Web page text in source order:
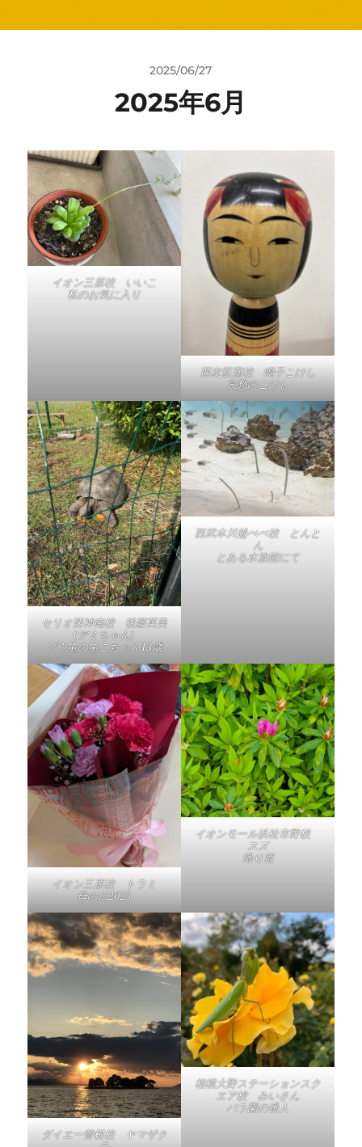
2025/06/27
2025年6月
イオン三原校 いいこ
私のお気に入り
西友荻窪校 鳴子こけし
哀愁のこけし
セリオ西神南校 後藤英美
(デミちゃん)
ゾウ亀の亀こちゃん13歳
西武本川越ぺぺ校 とんと
ん
とある水族館にて
イオン三原校 トラミ
母の日2025
イオンモール浜松市野校
スズ
帰り道
ダイエー曽根校 ヤマザク
相模大野ステーションスク
エア校 みいさん
バラ園の番人